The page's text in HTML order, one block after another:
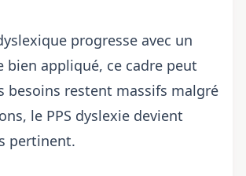
progresse avec un
bien appliqué, ce cadre peut
besoins restent massifs malgré
le PPS dyslexie devient
pertinent.